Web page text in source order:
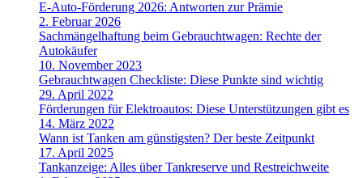
E-Auto-Förderung 2026: Antworten zur Prämie
2. Februar 2026
Sachmängelhaftung beim Gebrauchtwagen: Rechte der
Autokäufer
10. November 2023
Gebrauchtwagen Checkliste: Diese Punkte sind wichtig
29. April 2022
Förderungen für Elektroautos: Diese Unterstützungen gibt es
14. März 2022
Wann ist Tanken am günstigsten? Der beste Zeitpunkt
17. April 2025
Tankanzeige: Alles über Tankreserve und Restreichweite